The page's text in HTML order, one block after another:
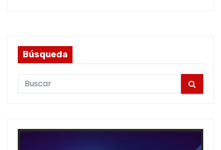
Búsqueda
c